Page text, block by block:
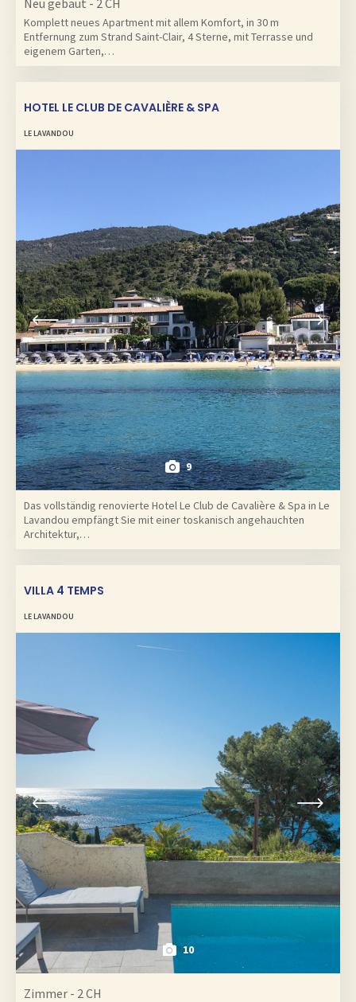
Neu gebaut - 2 CH
Komplett neues Apartment mit allem Komfort, in 30 m
Entfernung zum Strand Saint-Clair, 4 Sterne, mit Terrasse und
eigenem Garten,…
HOTEL LE CLUB DE CAVALIÈRE & SPA
LE LAVANDOU
9
Das vollständig renovierte Hotel Le Club de Cavalière & Spa in Le
Lavandou empfängt Sie mit einer toskanisch angehauchten
Architektur,…
VILLA 4 TEMPS
LE LAVANDOU
10
Zimmer - 2 CH